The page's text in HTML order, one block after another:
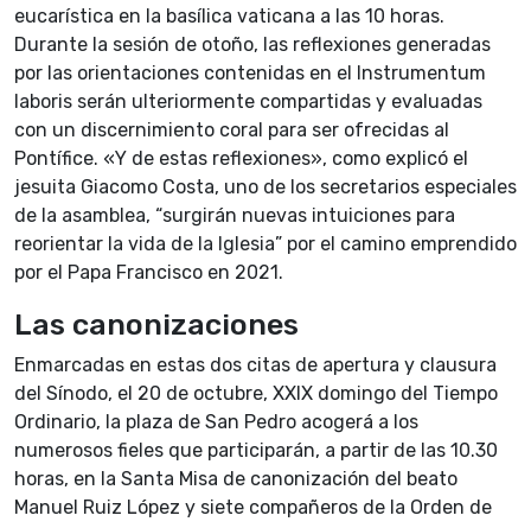
eucarística en la basílica vaticana a las 10 horas.
Durante la sesión de otoño, las reflexiones generadas
por las orientaciones contenidas en el Instrumentum
laboris serán ulteriormente compartidas y evaluadas
con un discernimiento coral para ser ofrecidas al
Pontífice. «Y de estas reflexiones», como explicó el
jesuita Giacomo Costa, uno de los secretarios especiales
de la asamblea, “surgirán nuevas intuiciones para
reorientar la vida de la Iglesia” por el camino emprendido
por el Papa Francisco en 2021.
Las canonizaciones
Enmarcadas en estas dos citas de apertura y clausura
del Sínodo, el 20 de octubre, XXIX domingo del Tiempo
Ordinario, la plaza de San Pedro acogerá a los
numerosos fieles que participarán, a partir de las 10.30
horas, en la Santa Misa de canonización del beato
Manuel Ruiz López y siete compañeros de la Orden de